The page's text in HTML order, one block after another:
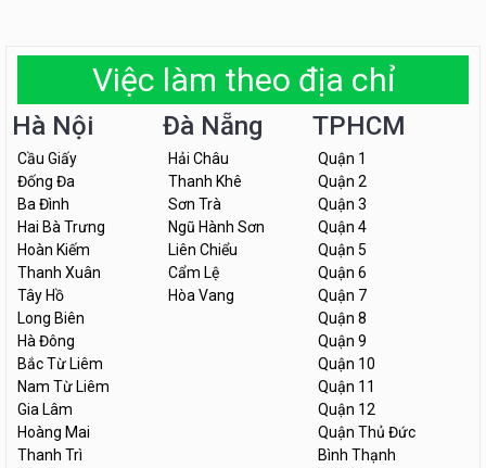
Việc làm theo địa chỉ
Hà Nội
Cầu Giấy
Đống Đa
Ba Đình
Hai Bà Trưng
Hoàn Kiếm
Thanh Xuân
Tây Hồ
Long Biên
Hà Đông
Bắc Từ Liêm
Nam Từ Liêm
Gia Lâm
Hoàng Mai
Thanh Trì
Đà Nẵng
Hải Châu
Thanh Khê
Sơn Trà
Ngũ Hành Sơn
Liên Chiểu
Cẩm Lệ
Hòa Vang
TPHCM
Quận 1
Quận 2
Quận 3
Quận 4
Quận 5
Quận 6
Quận 7
Quận 8
Quận 9
Quận 10
Quận 11
Quận 12
Quận Thủ Đức
Bình Thạnh